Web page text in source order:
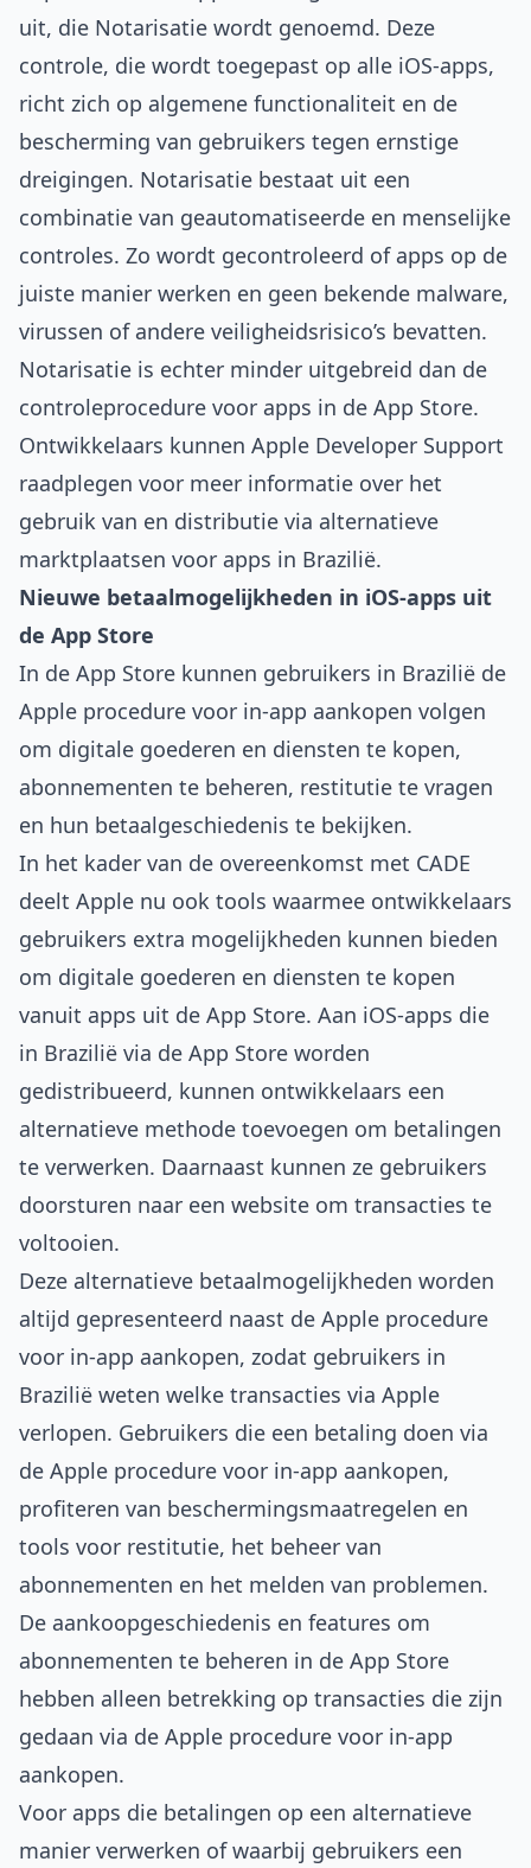
uit, die Notarisatie wordt genoemd. Deze
controle, die wordt toegepast op alle iOS-apps,
richt zich op algemene functionaliteit en de
bescherming van gebruikers tegen ernstige
dreigingen. Notarisatie bestaat uit een
combinatie van geautomatiseerde en menselijke
controles. Zo wordt gecontroleerd of apps op de
juiste manier werken en geen bekende malware,
virussen of andere veiligheidsrisico’s bevatten.
Notarisatie is echter minder uitgebreid dan de
controleprocedure voor apps in de App Store.
Ontwikkelaars kunnen Apple Developer Support
raadplegen voor meer informatie over het
gebruik van en distributie via alternatieve
marktplaatsen voor apps in Brazilië.
Nieuwe betaalmogelijkheden in iOS-apps uit
de App Store
In de App Store kunnen gebruikers in Brazilië de
Apple procedure voor in-app aankopen volgen
om digitale goederen en diensten te kopen,
abonnementen te beheren, restitutie te vragen
en hun betaalgeschiedenis te bekijken.
In het kader van de overeenkomst met CADE
deelt Apple nu ook tools waarmee ontwikkelaars
gebruikers extra mogelijkheden kunnen bieden
om digitale goederen en diensten te kopen
vanuit apps uit de App Store. Aan iOS-apps die
in Brazilië via de App Store worden
gedistribueerd, kunnen ontwikkelaars een
alternatieve methode toevoegen om betalingen
te verwerken. Daarnaast kunnen ze gebruikers
doorsturen naar een website om transacties te
voltooien.
Deze alternatieve betaalmogelijkheden worden
altijd gepresenteerd naast de Apple procedure
voor in-app aankopen, zodat gebruikers in
Brazilië weten welke transacties via Apple
verlopen. Gebruikers die een betaling doen via
de Apple procedure voor in-app aankopen,
profiteren van beschermingsmaatregelen en
tools voor restitutie, het beheer van
abonnementen en het melden van problemen.
De aankoopgeschiedenis en features om
abonnementen te beheren in de App Store
hebben alleen betrekking op transacties die zijn
gedaan via de Apple procedure voor in-app
aankopen.
Voor apps die betalingen op een alternatieve
manier verwerken of waarbij gebruikers een